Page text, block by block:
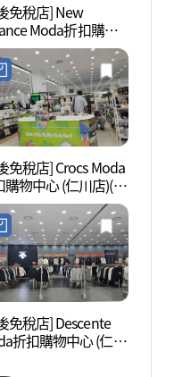
免稅店] New
Moda折扣購物
(仁川店)(뉴발란스
아울렛 인천점)
免稅店] Crocs Moda
購物中心 (仁川店)(크
모다아울렛 인천점)
免稅店] Descente
折扣購物中心 (仁川